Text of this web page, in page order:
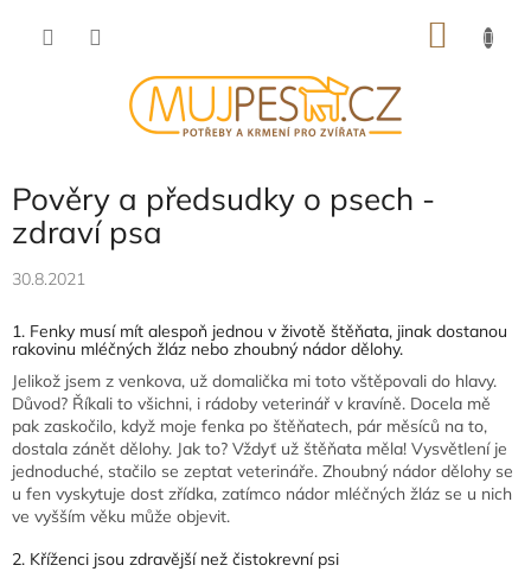
Pověry a předsudky o psech -
zdraví psa
30.8.2021
1. Fenky musí mít alespoň jednou v životě štěňata, jinak dostanou
rakovinu mléčných žláz nebo zhoubný nádor dělohy.
Jelikož jsem z venkova, už domalička mi toto vštěpovali do hlavy.
Důvod? Říkali to všichni, i rádoby veterinář v kravíně. Docela mě
pak zaskočilo, když moje fenka po štěňatech, pár měsíců na to,
dostala zánět dělohy. Jak to? Vždyť už štěňata měla! Vysvětlení je
jednoduché, stačilo se zeptat veterináře. Zhoubný nádor dělohy se
u fen vyskytuje dost zřídka, zatímco nádor mléčných žláz se u nich
ve vyšším věku může objevit.
2. Kříženci jsou zdravější než čistokrevní psi